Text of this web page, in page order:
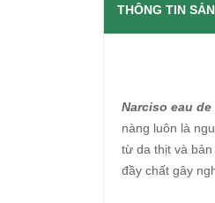
THÔNG TIN
Narciso eau
nàng luôn là
từ da thịt và
đầy chất gây